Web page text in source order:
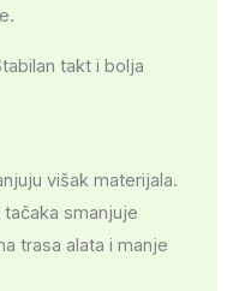
takt i bolja
višak materijala.
tačaka smanjuje
trasa alata i manje